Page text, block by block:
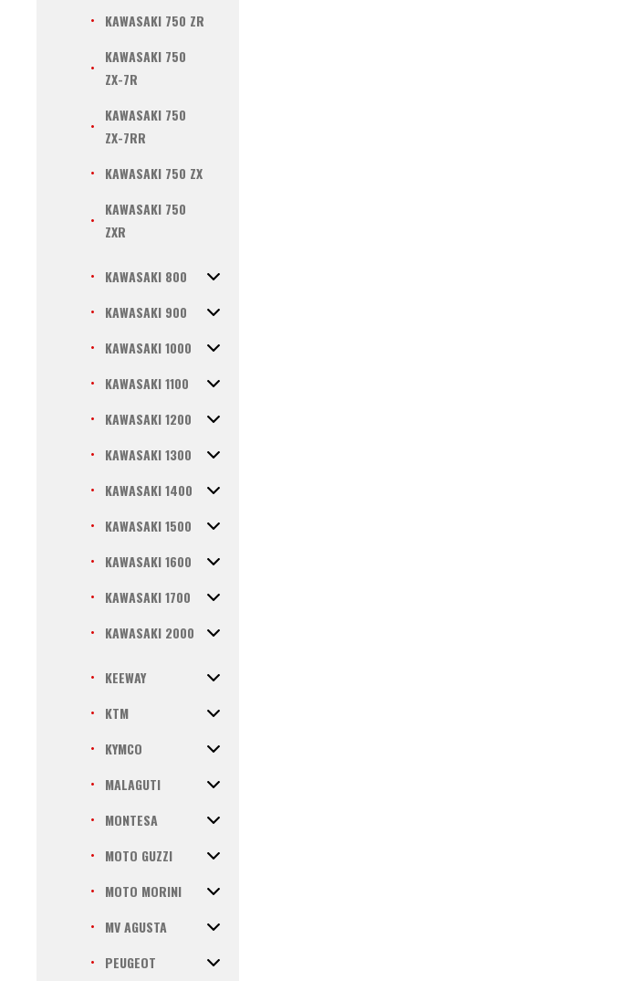
KAWASAKI 750 ZR
KAWASAKI 750
ZX-7R
KAWASAKI 750
ZX-7RR
KAWASAKI 750 ZX
KAWASAKI 750
ZXR
KAWASAKI 800
KAWASAKI 900
KAWASAKI 1000
KAWASAKI 1100
KAWASAKI 1200
KAWASAKI 1300
KAWASAKI 1400
KAWASAKI 1500
KAWASAKI 1600
KAWASAKI 1700
KAWASAKI 2000
KEEWAY
KTM
KYMCO
MALAGUTI
MONTESA
MOTO GUZZI
MOTO MORINI
MV AGUSTA
PEUGEOT